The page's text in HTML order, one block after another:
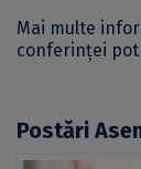
Mai multe
conferinţei pot
Postări